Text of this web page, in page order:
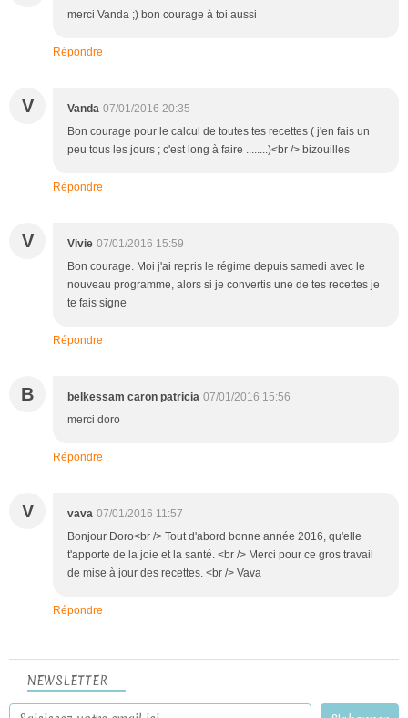
merci Vanda ;) bon courage à toi aussi
Répondre
V Vanda 07/01/2016 20:35
Bon courage pour le calcul de toutes tes recettes ( j'en fais un
peu tous les jours ; c'est long à faire ........)<br /> bizouilles
Répondre
V Vivie 07/01/2016 15:59
Bon courage. Moi j'ai repris le régime depuis samedi avec le
nouveau programme, alors si je convertis une de tes recettes je
te fais signe
Répondre
B belkessam caron patricia 07/01/2016 15:56
merci doro
Répondre
V vava 07/01/2016 11:57
Bonjour Doro<br /> Tout d'abord bonne année 2016, qu'elle
t'apporte de la joie et la santé. <br /> Merci pour ce gros travail
de mise à jour des recettes. <br /> Vava
Répondre
NEWSLETTER